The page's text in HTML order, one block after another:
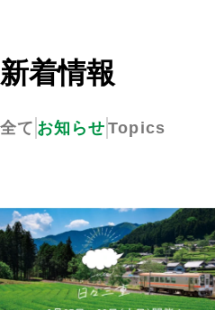
新着情報
全て お知らせ Topics